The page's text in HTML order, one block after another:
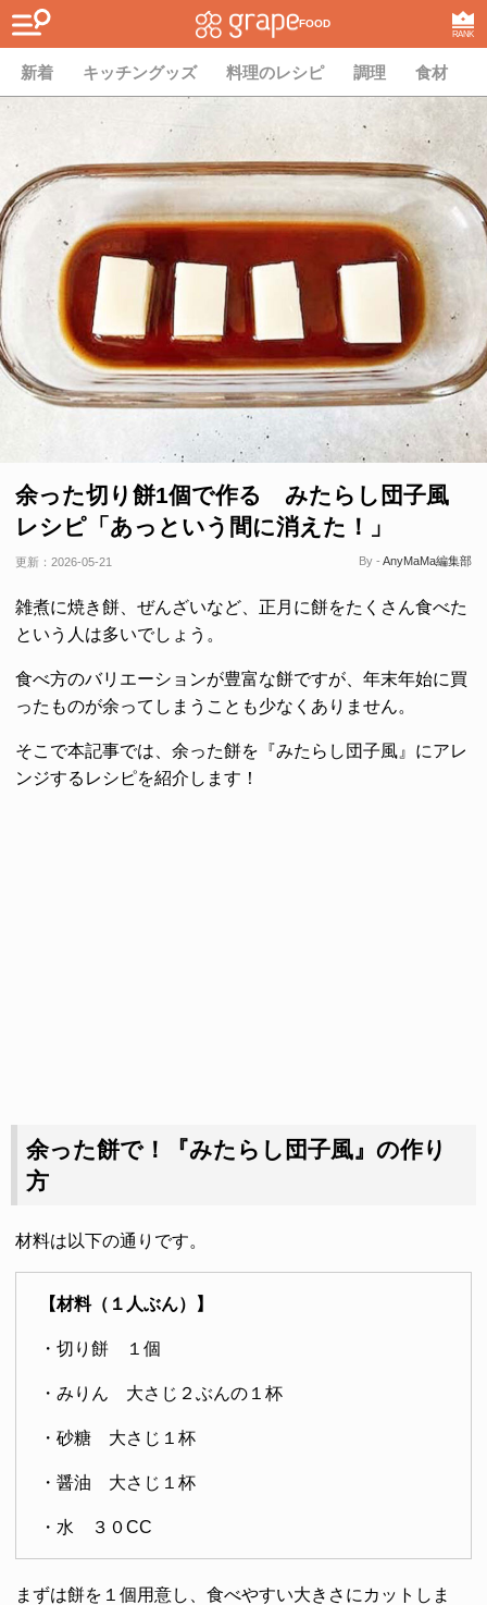
FOOD
RANK
新着 キッチングッズ 料理のレシピ 調理 食材
余った切り餅1個で作る みたらし団子風
レシピ「あっという間に消えた！」
更新： 2026-05-21 By - AnyMaMa編集部
雑煮に焼き餅、ぜんざいなど、正月に餅をたくさん食べた
という人は多いでしょう。
食べ方のバリエーションが豊富な餅ですが、年末年始に買
ったものが余ってしまうことも少なくありません。
そこで本記事では、余った餅を『みたらし団子風』にアレ
ンジするレシピを紹介します！
余った餅で！『みたらし団子風』の作り
方
材料は以下の通りです。
【材料（１人ぶん）】
・切り餅 １個
・みりん 大さじ２ぶんの１杯
・砂糖 大さじ１杯
・醤油 大さじ１杯
・水 ３０CC
まずは餅を１個用意し、食べやすい大きさにカットしま